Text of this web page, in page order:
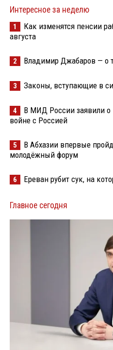
Интересное за неделю
1
Как изменятся пенсии
августа
2 Владимир Джабаров — о
3 Законы, вступающие в
4
В МИД России заявили о
войне с Россией
5
В Абхазии впервые
молодёжный форум
6 Ереван рубит сук, на
Главное сегодня